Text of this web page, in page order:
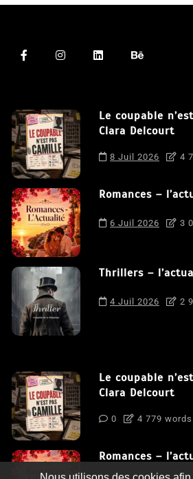
Le coupable
Clara Delcourt
8 Juil 2026 4
Romances –
6 Juil 2026 3
Thrillers –
4 Juil 2026 2
Le coupable
Clara Delcourt
0 4 779 words
Romances –